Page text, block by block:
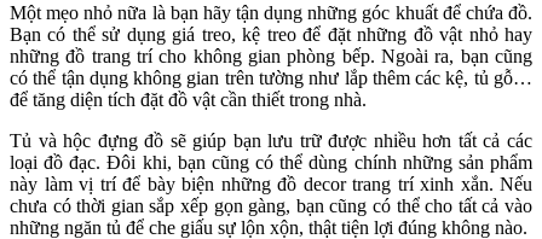
Một mẹo nhỏ nữa là bạn hãy tận dụng những góc khuất để chứa đồ.
Bạn có thể sử dụng giá treo, kệ treo để đặt những đồ vật nhỏ hay
những đồ trang trí cho không gian phòng bếp. Ngoài ra, bạn cũng
có thể tận dụng không gian trên tường như lắp thêm các kệ, tủ gỗ…
để tăng diện tích đặt đồ vật cần thiết trong nhà.
Tủ và hộc đựng đồ sẽ giúp bạn lưu trữ được nhiều hơn tất cả các
loại đồ đạc. Đôi khi, bạn cũng có thể dùng chính những sản phẩm
này làm vị trí để bày biện những đồ decor trang trí xinh xắn. Nếu
chưa có thời gian sắp xếp gọn gàng, bạn cũng có thể cho tất cả vào
những ngăn tủ để che giấu sự lộn xộn, thật tiện lợi đúng không nào.